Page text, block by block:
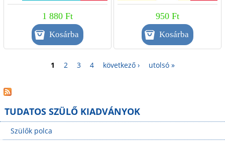
1 880 Ft 950 Ft
1 2 3 4 következő › utolsó »
TUDATOS SZÜLŐ KIADVÁNYOK
Szülők polca